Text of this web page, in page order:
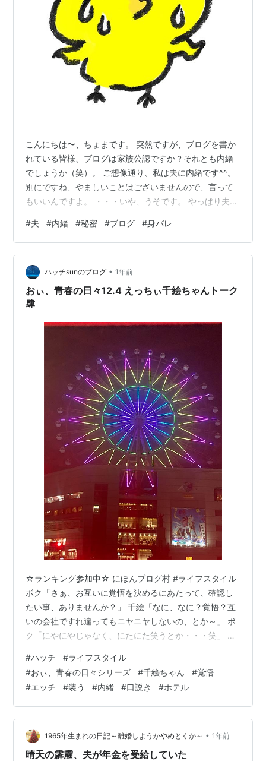
こんにちは〜、ちょまです。 突然ですが、ブログを書か
れている皆様、ブログは家族公認ですか？それとも内緒
でしょうか（笑）。 ご想像通り、私は夫に内緒です^^。
別にですね、やましいことはございませんので、言って
もいいんですよ。 ・・・いや、うそです。 やっぱり夫の
れていると思うとのびのび書けないし〜。内緒にしてお
きたい。 このブログは、夫の出勤後から午後出のパート
に行く前、つまりほとんどを平日の午前に書いていま
す。 その貴重な平日午前も、週1〜２日は夫が在宅勤務を
するので、気が抜けません^^。 夫がコーヒーを飲むため
に籠りコーナーから出てきた際、…
#夫 #内緒 #秘密 #ブログ #身バレ
ハッチsunのブログ • 1年前
おぃ、青春の日々12.4 えっちぃ千絵ちゃんトーク
肆
☆ランキング参加中☆ にほんブログ村 #ライフスタイル
ボク「さぁ、お互いに覚悟を決めるにあたって、確認し
たい事、ありませんか？」 千絵「なに、なに？覚悟？互
いの会社ですれ違ってもニヤニヤしないの、とか～」 ボ
ク「にやにやじゃなく、にたにた笑うとか・・・笑」 千
ん？でも、ハチさんにすれば、やっぱり覚悟か…」 前回
シリーズリンク hatch51.com ボク「会社的に、、、重す
ぎましたね、ねじゃあ、軽く行きます～」 「二人っきり
で内緒で会ってください。」 千絵「はい♪」 ボク「い
つ、時間をつくれそうですか？」 千絵「ハチさんに合わ
せます。暗くな…
#ハッチ #ライフスタイル
#おぃ、青春の日々シリーズ #千絵ちゃん #覚悟
#エッチ #装う #内緒 #口説き #ホテル
1965年生まれの日記～離婚しようかやめとくか～ • 1年前
晴天の霹靂、夫が年金を受給していた